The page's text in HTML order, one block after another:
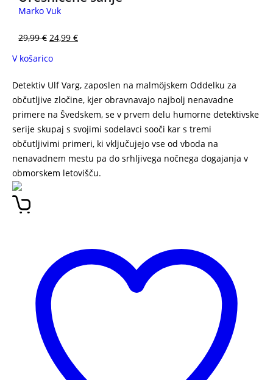
Marko Vuk
29,99€ 24,99 €
V košarico
Detektiv Ulf Varg, zaposlen na malmöjskem Oddelku za
občutljive zločine, kjer obravnavajo najbolj nenavadne
primere na Švedskem, se v prvem delu humorne detektivske
serije skupaj s svojimi sodelavci sooči kar s tremi
občutljivimi primeri, ki vključujejo vse od vboda na
nenavadnem mestu pa do srhljivega nočnega dogajanja v
obmorskem letovišču.